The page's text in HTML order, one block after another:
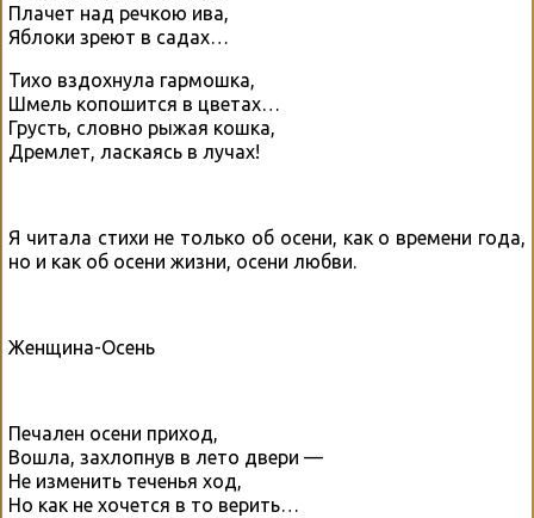
Плачет над речкою ива,
Яблоки зреют в садах…
Тихо вздохнула гармошка,
Шмель копошится в цветах…
Грусть, словно рыжая кошка,
Дремлет, ласкаясь в лучах!
Я читала стихи не только об осени, как о времени года,
но и как об осени жизни, осени любви.
Женщина-Осень
Печален осени приход,
Вошла, захлопнув в лето двери —
Не изменить теченья ход,
Но как не хочется в то верить…